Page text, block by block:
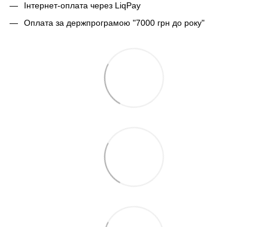
Інтернет-оплата через LiqPay
Оплата за держпрограмою "7000 грн до року"